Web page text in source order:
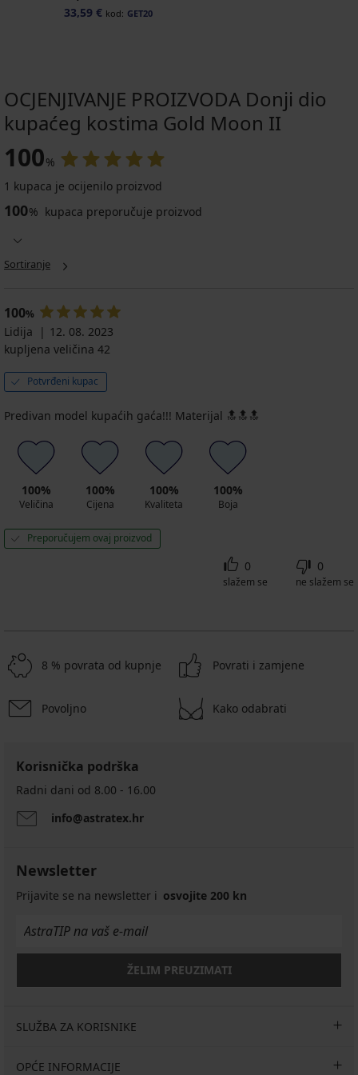
33,59 € kod: GET20
OCJENJIVANJE PROIZVODA Donji dio
kupaćeg kostima Gold Moon II
100%
1 kupaca je ocijenilo proizvod
100% kupaca preporučuje proizvod
Sortiranje
100%
Lidija
12. 08. 2023
kupljena veličina 42
Potvrđeni kupac
Predivan model kupaćih gaća!!! Materijal 🔝🔝🔝
100%
Veličina
100%
Cijena
100%
Kvaliteta
100%
Boja
Preporučujem ovaj proizvod
0
slažem se
0
ne slažem se
8 % povrata od kupnje Povrati i zamjene
Povoljno Kako odabrati
Korisnička podrška
Radni dani od 8.00 - 16.00
info@astratex.hr
Newsletter
Prijavite se na newsletter i osvojite 200 kn
ŽELIM PREUZIMATI
SLUŽBA ZA KORISNIKE
OPĆE INFORMACIJE